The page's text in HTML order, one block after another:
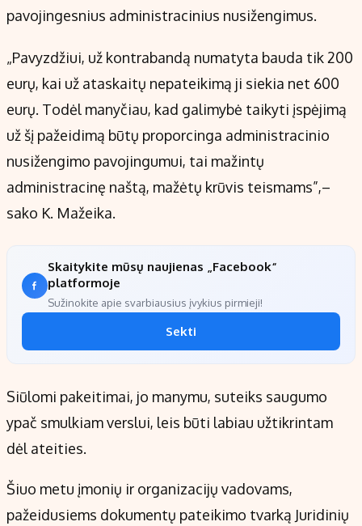
pavojingesnius administracinius nusižengimus.
„Pavyzdžiui, už kontrabandą numatyta bauda tik 200
eurų, kai už ataskaitų nepateikimą ji siekia net 600
eurų. Todėl manyčiau, kad galimybė taikyti įspėjimą
už šį pažeidimą būtų proporcinga administracinio
nusižengimo pavojingumui, tai mažintų
administracinę naštą, mažėtų krūvis teismams”,–
sako K. Mažeika.
Skaitykite mūsų naujienas „Facebook“
platformoje
Sužinokite apie svarbiausius įvykius pirmieji!
Sekti
Siūlomi pakeitimai, jo manymu, suteiks saugumo
ypač smulkiam verslui, leis būti labiau užtikrintam
dėl ateities.
Šiuo metu įmonių ir organizacijų vadovams,
pažeidusiems dokumentų pateikimo tvarką Juridinių